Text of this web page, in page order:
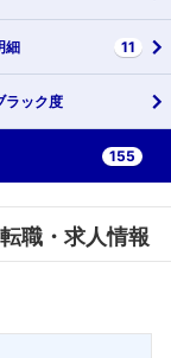
細 11
ラック度
155
職・求人情報